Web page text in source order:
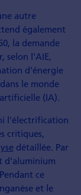
autre
également
la demande
selon l'AIE,
d'énergie
le monde
(IA).
l'électrification
critiques,
détaillée. Par
d'aluminium
ce
et le